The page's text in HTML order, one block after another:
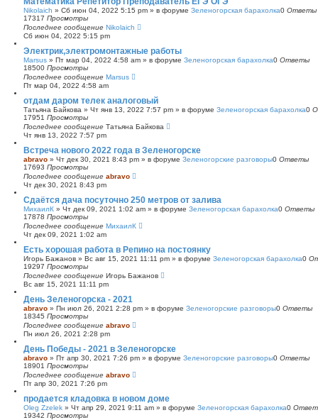
Nikolaich » Сб июн 04, 2022 5:15 pm » в форуме Зеленогорская барахолка0 Ответы
17317 Просмотры
Последнее сообщение Nikolaich
Сб июн 04, 2022 5:15 pm
Электрик,электромонтажные работы
Marsus » Пт мар 04, 2022 4:58 am » в форуме Зеленогорская барахолка0 Ответы
18500 Просмотры
Последнее сообщение Marsus
Пт мар 04, 2022 4:58 am
отдам даром телек аналоговый
Татьяна Байкова » Чт янв 13, 2022 7:57 pm » в форуме Зеленогорская барахолка0
17951 Просмотры
Последнее сообщение Татьяна Байкова
Чт янв 13, 2022 7:57 pm
Встреча нового 2022 года в Зеленогорске
abravo » Чт дек 30, 2021 8:43 pm » в форуме Зеленогорские разговоры0 Ответы
17693 Просмотры
Последнее сообщение abravo
Чт дек 30, 2021 8:43 pm
Сдаётся дача посуточно 250 метров от залива
МихаилК » Чт дек 09, 2021 1:02 am » в форуме Зеленогорская барахолка0 Ответы
17878 Просмотры
Последнее сообщение МихаилК
Чт дек 09, 2021 1:02 am
Есть хорошая работа в Репино на постоянку
Игорь Бажанов » Вс авг 15, 2021 11:11 pm » в форуме Зеленогорская барахолка0
19297 Просмотры
Последнее сообщение Игорь Бажанов
Вс авг 15, 2021 11:11 pm
День Зеленогорска - 2021
abravo » Пн июл 26, 2021 2:28 pm » в форуме Зеленогорские разговоры0 Ответы
18345 Просмотры
Последнее сообщение abravo
Пн июл 26, 2021 2:28 pm
День Победы - 2021 в Зеленогорске
abravo » Пт апр 30, 2021 7:26 pm » в форуме Зеленогорские разговоры0 Ответы
18901 Просмотры
Последнее сообщение abravo
Пт апр 30, 2021 7:26 pm
продается кладовка в новом доме
Oleg Zzelek » Чт апр 29, 2021 9:11 am » в форуме Зеленогорская барахолка0
19342 Просмотры